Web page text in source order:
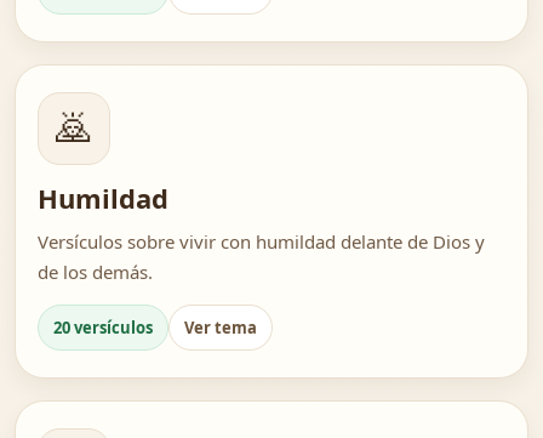
🙇
Humildad
Versículos sobre vivir con humildad delante de Dios y
de los demás.
20 versículos Ver tema